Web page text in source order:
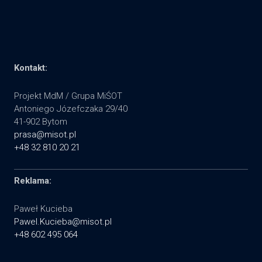
Kontakt:
Projekt MdM / Grupa MiŚOT
Antoniego Józefczaka 29/40
41-902 Bytom
prasa@misot.pl
+48 32 810 20 21
Reklama:
Paweł Kucieba
Pawel.Kucieba@misot.pl
+48 602 495 064